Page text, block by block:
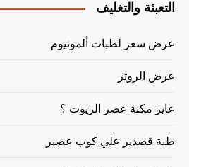
التعبئة والتغليف
عرض سعر لطبات ألمونيوم
عرض الروتر
عايز مكنة عصر الزيوت ؟
طبة قصدير علي كوب عصير